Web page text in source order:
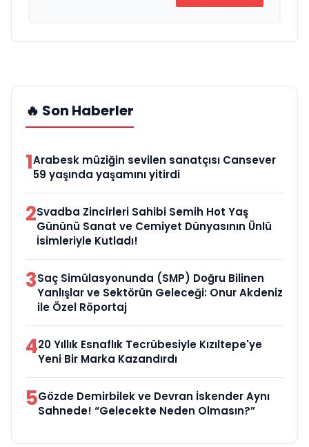
🔥 Son Haberler
1Arabesk müziğin sevilen sanatçısı Cansever
59 yaşında yaşamını yitirdi
2Svadba Zincirleri Sahibi Semih Hot Yaş
Gününü Sanat ve Cemiyet Dünyasının Ünlü
İsimleriyle Kutladı!
3Saç Simülasyonunda (SMP) Doğru Bilinen
Yanlışlar ve Sektörün Geleceği: Onur Akdeniz
ile Özel Röportaj
420 Yıllık Esnaflık Tecrübesiyle Kızıltepe'ye
Yeni Bir Marka Kazandırdı
5Gözde Demirbilek ve Devran İskender Aynı
Sahnede! “Gelecekte Neden Olmasın?”